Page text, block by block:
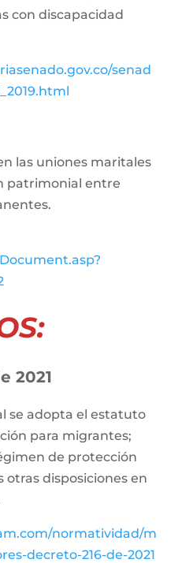
con discapacidad
senad
las uniones maritales
patrimonial entre
2021
se adopta el estatuto
para migrantes;
de protección
otras disposiciones en
normatividad/m
decreto-216-de-2021